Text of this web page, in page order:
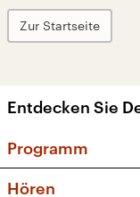
Zur Startseite
Entdecken Sie
Programm
Hören